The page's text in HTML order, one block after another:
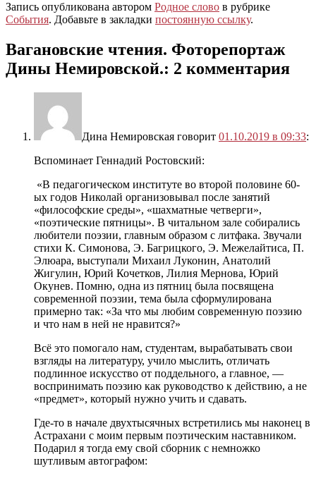
Запись опубликована автором Родное слово в рубрике
События. Добавьте в закладки постоянную ссылку.
Вагановские чтения. Фоторепортаж
Дины Немировской.: 2 комментария
Дина Немировская говорит 01.10.2019 в 09:33:
Вспоминает Геннадий Ростовский:
«В педагогическом институте во второй половине 60-
ых годов Николай организовывал после занятий
«философские среды», «шахматные четверги»,
«поэтические пятницы». В читальном зале собирались
любители поэзии, главным образом с литфака. Звучали
стихи К. Симонова, Э. Багрицкого, Э. Межелайтиса, П.
Элюара, выступали Михаил Луконин, Анатолий
Жигулин, Юрий Кочетков, Лилия Мернова, Юрий
Окунев. Помню, одна из пятниц была посвящена
современной поэзии, тема была сформулирована
примерно так: «За что мы любим современную поэзию
и что нам в ней не нравится?»
Всё это помогало нам, студентам, вырабатывать свои
взгляды на литературу, учило мыслить, отличать
подлинное искусство от поддельного, а главное, —
воспринимать поэзию как руководство к действию, а не
«предмет», который нужно учить и сдавать.
Где-то в начале двухтысячных встретились мы наконец в
Астрахани с моим первым поэтическим наставником.
Подарил я тогда ему свой сборник с немножко
шутливым автографом: